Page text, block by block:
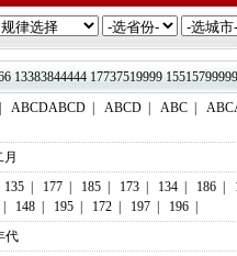
13383844444 17737519999
ABCDABCD ABCD ABC
135 177 185 173 134 186
148 195 172 197 196
代